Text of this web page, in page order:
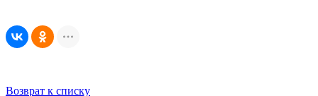
Возврат к списку